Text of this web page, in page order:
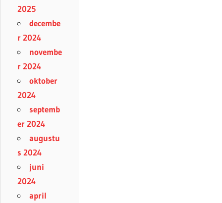
2025
decembe
r 2024
novembe
r 2024
oktober
2024
septemb
er 2024
augustu
s 2024
juni
2024
april